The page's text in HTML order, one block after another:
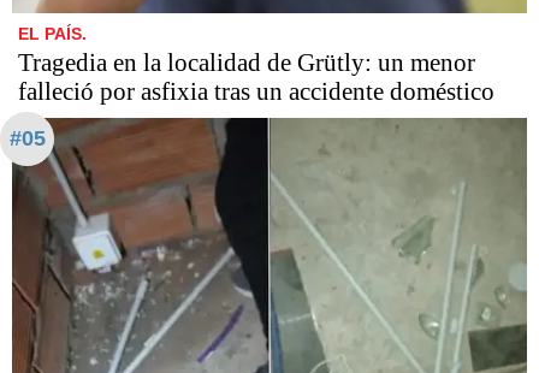
EL PAÍS.
Tragedia en la localidad de Grütly: un menor
falleció por asfixia tras un accidente doméstico
#05